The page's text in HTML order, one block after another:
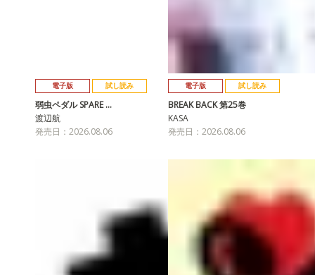
電子版 試し読み
弱虫ペダル SPARE …
渡辺航
発売日：2026.08.06
電子版 試し読み
BREAK BACK 第25巻
KASA
発売日：2026.08.06